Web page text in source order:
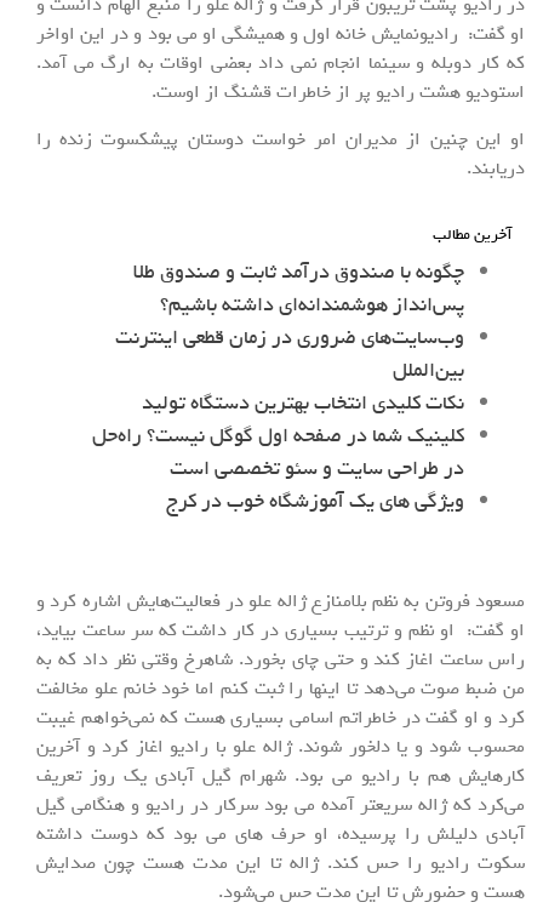
او گفت: رادیونمایش خانه اول و همیشگی او می بود و در این اواخر
که کار دوبله و سینما انجام نمی داد بعضی اوقات به ارگ می آمد.
استودیو هشت رادیو پر از خاطرات قشنگ از اوست.
او این چنین از مدیران امر خواست دوستان پیشکسوت زنده را
دریابند.
آخرین مطالب
چگونه با صندوق درآمد ثابت و صندوق طلا
پس‌انداز هوشمندانه‌ای داشته باشیم؟
وب‌سایت‌های ضروری در زمان قطعی اینترنت
بین‌الملل
نکات کلیدی انتخاب بهترین دستگاه تولید
کلینیک شما در صفحه اول گوگل نیست؟ راه‌حل
در طراحی سایت و سئو تخصصی است
ویژگی های یک آموزشگاه خوب در کرج
مسعود فروتن به نظم بلامنازع ژاله علو در فعالیت‌هایش اشاره کرد و
او گفت: او نظم و ترتیب بسیاری در کار داشت که سر ساعت بیاید،
راس ساعت اغاز کند و حتی چای بخورد. شاهرخ وقتی نظر داد که به
من ضبط صوت می‌دهد تا اینها را ثبت کنم اما خود خانم علو مخالفت
کرد و او گفت در خاطراتم اسامی بسیاری هست که نمی‌خواهم غیبت
محسوب شود و یا دلخور شوند. ژاله علو با رادیو اغاز کرد و آخرین
کارهایش هم با رادیو می بود. شهرام گیل آبادی یک روز تعریف
می‌کرد که ژاله سریعتر آمده می بود سرکار در رادیو و هنگامی گیل
آبادی دلیلش را پرسیده، او حرف های می بود که دوست داشته
سکوت رادیو را حس کند. ژاله تا این مدت هست چون صدایش
هست و حضورش تا این مدت حس می‌شود.